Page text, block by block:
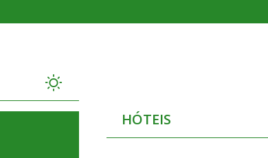
HÓTEIS